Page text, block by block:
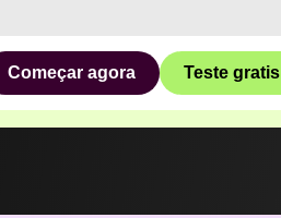
Começar agora Teste gratis